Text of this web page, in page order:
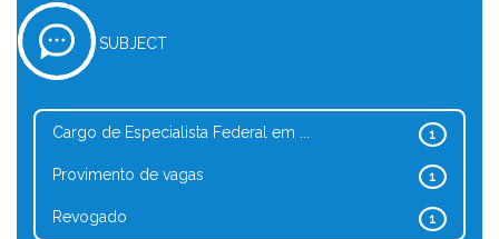
SUBJECT
1
Cargo de Especialista Federal em ...
1
Provimento de vagas
1
Revogado